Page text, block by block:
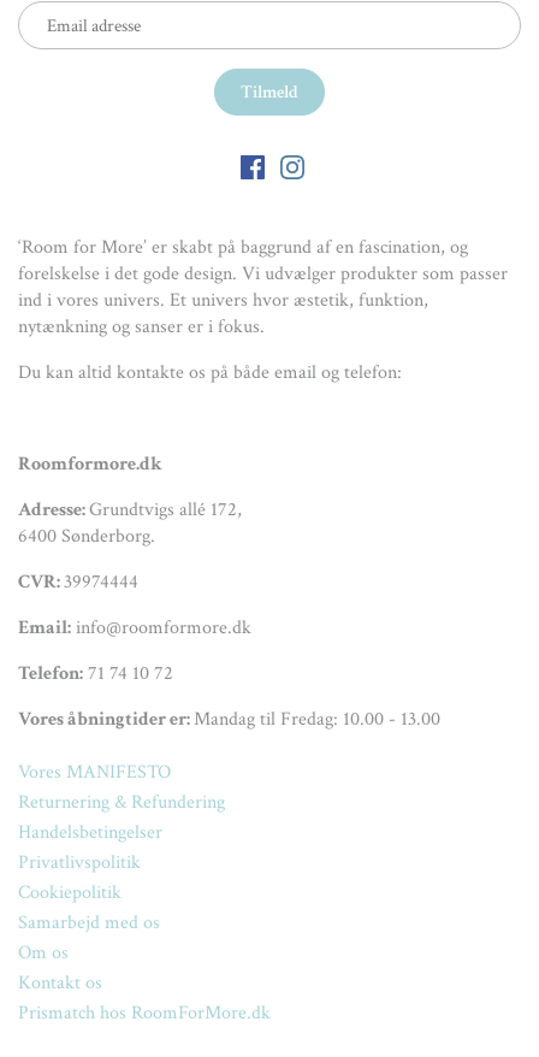
‘Room for More’ er skabt på baggrund af en fascination, og
forelskelse i det gode design. Vi udvælger produkter som passer
ind i vores univers. Et univers hvor æstetik, funktion,
nytænkning og sanser er i fokus.
Du kan altid kontakte os på både email og telefon:
Roomformore.dk
Adresse:Grundtvigs allé 172,
6400 Sønderborg.
CVR:39974444
Email:info@roomformore.dk
Telefon:71 74 10 72
Vores åbningtider er:Mandag til Fredag: 10.00 - 13.00
Vores MANIFESTO
Returnering & Refundering
Handelsbetingelser
Privatlivspolitik
Cookiepolitik
Samarbejd med os
Om os
Kontakt os
Prismatch hos RoomForMore.dk